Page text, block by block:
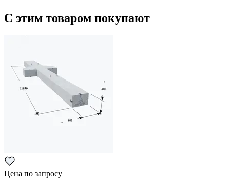
С этим товаром покупают
Цена по запросу